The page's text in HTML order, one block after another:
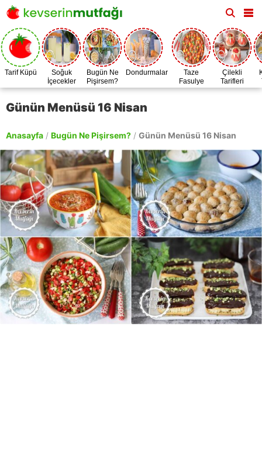
Tarif Küpü
Soğuk
İçecekler
Bugün Ne
Pişirsem?
Dondurmalar
Taze
Fasulye
Zamanı
Çilekli
Tarifleri
Günün Menüsü 16 Nisan
Anasayfa / Bugün Ne Pişirsem? / Günün Menüsü 16 Nisan